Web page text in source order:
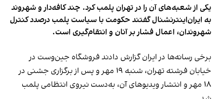
یکی از شعبه‌های آن را در تهران پلمب کرد. چند کافه‌‌دار و شهروند
به ایران‌اینترنشنال گفتند حکومت با سیاست پلمب درصدد کنترل
شهروندان، اعمال فشار بر آنان و انتقام‌گیری است.
برخی رسانه‌ها در ایران گزارش دادند فروشگاه جین‌وست در
خیابان فرشته تهران، شنبه ۱۹ مهر و پس از برگزاری جشنی در
۱۸ مهر و انتشار ویدیوهای آن، به‌دست نیروی انتظامی پلمب